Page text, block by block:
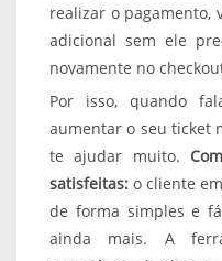
realizar o pagamento,
adicional sem ele
novamente no
Por isso, quando
aumentar o seu ticket
te ajudar muito.
satisfeitas: o cliente
de forma simples e
ainda mais. A